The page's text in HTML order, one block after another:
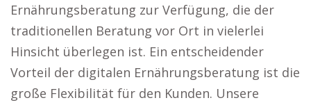
Ernährungsberatung zur Verfügung, die der
traditionellen Beratung vor Ort in vielerlei
Hinsicht überlegen ist. Ein entscheidender
Vorteil der digitalen Ernährungsberatung ist die
große Flexibilität für den Kunden. Unsere